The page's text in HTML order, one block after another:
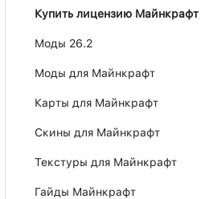
Купить лицензию Майнкрафт
Моды 26.2
Моды для Майнкрафт
Карты для Майнкрафт
Скины для Майнкрафт
Текстуры для Майнкрафт
Гайды Майнкрафт